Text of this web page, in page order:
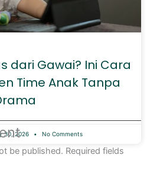
dari Gawai? Ini Cara
Time Anak Tanpa
30, 2026 No Comments
be published. Required fields